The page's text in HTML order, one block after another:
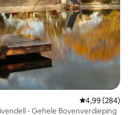
Gemiddelde
4,99 (284)
- Gehele Bovenverdieping